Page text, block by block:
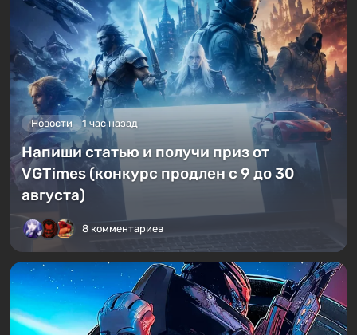
Новости 1 час назад
Напиши статью и получи приз от
VGTimes (конкурс продлен с 9 до 30
августа)
8 комментариев